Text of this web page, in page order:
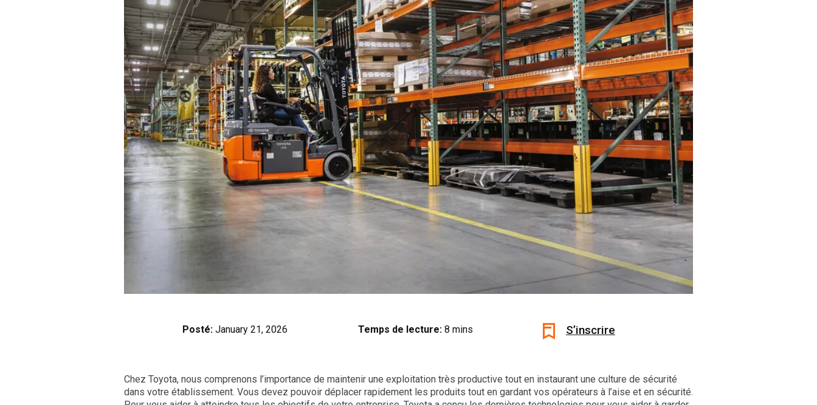
Posté: January 21, 2026 Temps de lecture: 8 mins S’inscrire
Chez Toyota, nous comprenons l’importance de maintenir une exploitation très productive tout en instaurant une culture de sécurité
dans votre établissement. Vous devez pouvoir déplacer rapidement les produits tout en gardant vos opérateurs à l’aise et en sécurité.